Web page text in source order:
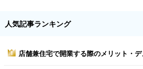
人気記事ランキング
1 店舗兼住宅で開業する際のメリット・